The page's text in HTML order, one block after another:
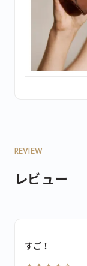
REVIEW
レビュー
すご！